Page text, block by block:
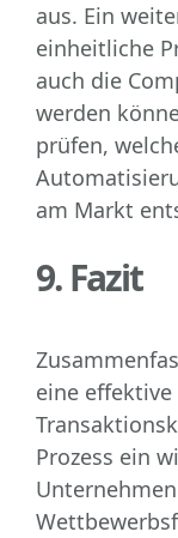
aus. Ein
einheitliche
auch die
werden
prüfen,
am Markt
9. Fazit
eine
Prozess ein